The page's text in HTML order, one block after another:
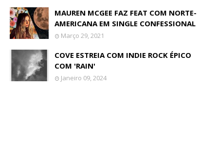
MAUREN MCGEE FAZ FEAT COM NORTE-
AMERICANA EM SINGLE CONFESSIONAL
Março 29, 2021
COVE ESTREIA COM INDIE ROCK ÉPICO
COM 'RAIN'
Janeiro 09, 2024